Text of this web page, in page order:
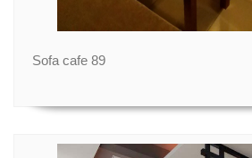
Sofa cafe 89